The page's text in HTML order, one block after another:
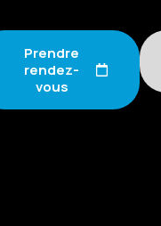
Prendre
rendez-
vous